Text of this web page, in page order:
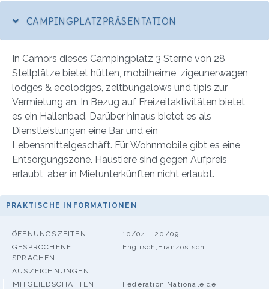
CAMPINGPLATZPRÄSENTATION
In Camors dieses Campingplatz 3 Sterne von 28
Stellplätze bietet hütten, mobilheime, zigeunerwagen,
lodges & ecolodges, zeltbungalows und tipis zur
Vermietung an. In Bezug auf Freizeitaktivitäten bietet
es ein Hallenbad. Darüber hinaus bietet es als
Dienstleistungen eine Bar und ein
Lebensmittelgeschäft. Für Wohnmobile gibt es eine
Entsorgungszone. Haustiere sind gegen Aufpreis
erlaubt, aber in Mietunterkünften nicht erlaubt.
PRAKTISCHE INFORMATIONEN
ÖFFNUNGSZEITEN
10/04 - 20/09
GESPROCHENE
SPRACHEN
Englisch,Französisch
AUSZEICHNUNGEN
MITGLIEDSCHAFTEN
Fédération Nationale de